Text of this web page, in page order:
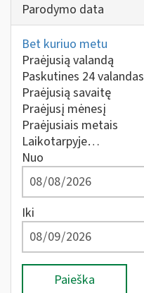
Parodymo data
Bet kuriuo metu
Praėjusią valandą
Paskutines 24 valandas
Praėjusią savaitę
Praėjusį mėnesį
Praėjusiais metais
Laikotarpyje…
Nuo
Iki
Paieška